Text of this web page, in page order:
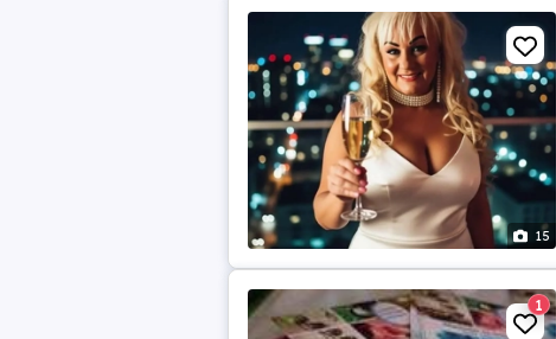
15
1